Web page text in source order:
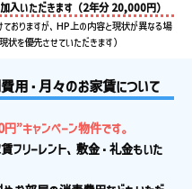
ておりますが、HP上の内容と現状が異なる場
状を優先させていただきます）
入いただきます（2年分 20,000円）
用・月々のお家賃について
”キャンペーン物件です。
フリーレント、敷金・礼金もいた